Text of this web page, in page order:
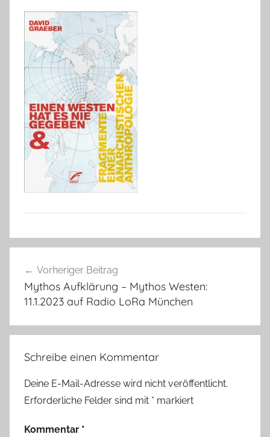
Vorheriger Beitrag
Mythos Aufklärung – Mythos Westen:
11.1.2023 auf Radio LoRa München
Schreibe einen Kommentar
Deine E-Mail-Adresse wird nicht veröffentlicht.
Erforderliche Felder sind mit * markiert
Kommentar *